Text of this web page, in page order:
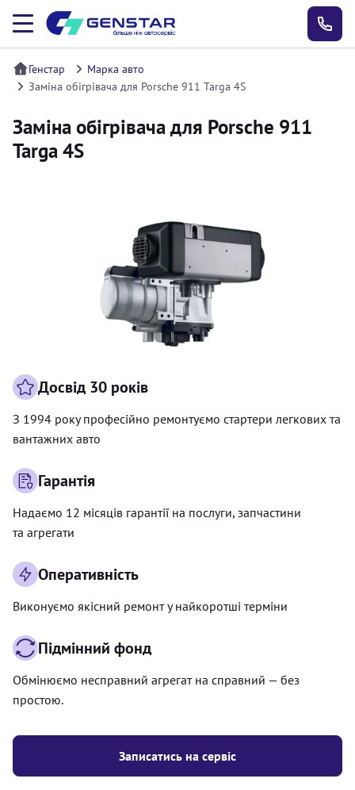
Генстар
Марка авто
Заміна обігрівача для Porsche 911 Targa 4S
Заміна обігрівача для Porsche 911
Targa 4S
Записатись на сервіс
Досвід 30 років
З 1994 року професійно ремонтуємо стартери легкових та
вантажних авто
Гарантія
Надаємо 12 місяців гарантії на послуги, запчастини
та агрегати
Оперативність
Виконуємо якісний ремонт у найкоротші терміни
Підмінний фонд
Обмінюємо несправний агрегат на справний — без
простою.